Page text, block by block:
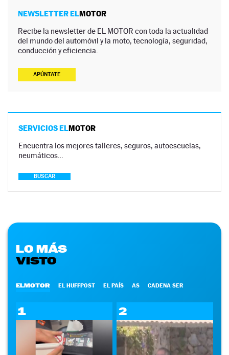
NEWSLETTER ELMOTOR
Recibe la newsletter de EL MOTOR con toda la actualidad
del mundo del automóvil y la moto, tecnología, seguridad,
conducción y eficiencia.
APÚNTATE
SERVICIOS ELMOTOR
Encuentra los mejores talleres, seguros, autoescuelas,
neumáticos…
BUSCAR
LO MÁS
VISTO
ELMOTOR EL HUFFPOST EL PAÍS AS CADENA SER
1 2